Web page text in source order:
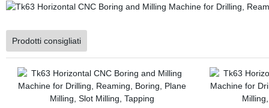
Prodotti consigliati